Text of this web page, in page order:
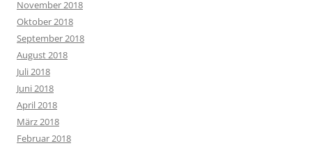
November 2018
Oktober 2018
September 2018
August 2018
Juli 2018
Juni 2018
April 2018
März 2018
Februar 2018